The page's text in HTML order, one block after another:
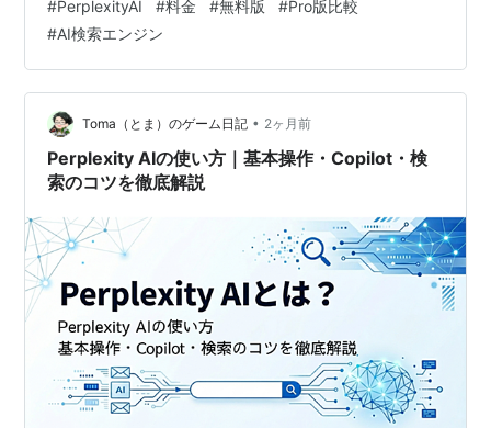
ること・制限 Pro版でできること・メリット 無料版とPro
版の違いを比較表で整理 どちらを選ぶべきか（用途別の
おすすめ） この記事でわかること 1. Perplexity AIの料金
体系｜無料版とPro版の2種類 2. 無料版でできること｜…
#PerplexityAI #料金 #無料版 #Pro版比較
#AI検索エンジン
Toma（とま）のゲーム日記 • 2ヶ月前
Perplexity AIの使い方｜基本操作・Copilot・検
索のコツを徹底解説